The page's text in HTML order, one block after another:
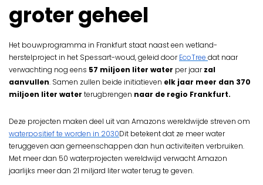
groter geheel
Het bouwprogramma in Frankfurt staat naast een wetland-
herstelproject in het Spessart-woud, geleid doorEcoTree dat naar
verwachting nog eens 57 miljoen liter water per jaarzal
aanvullen. Samen zullen beide initiatieven elk jaar meer dan 370
miljoen liter water terugbrengen naar de regio Frankfurt.
Deze projecten maken deel uit van Amazons wereldwijde streven om
waterpositief te worden in 2030Dit betekent dat ze meer water
teruggeven aan gemeenschappen dan hun activiteiten verbruiken.
Met meer dan 50 waterprojecten wereldwijd verwacht Amazon
jaarlijks meer dan 21 miljard liter water terug te geven.